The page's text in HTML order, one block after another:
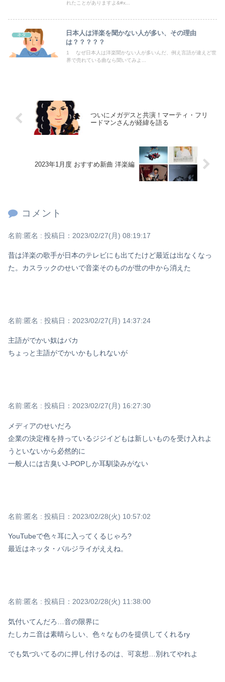
【正論】特撮関係者「ヒーローが苦戦して勝利する展開はいらない。それで特撮は凋落した」
Powered by livedoor 相互RSS
れたことがありますよ&#x...
ネタ
日本人は洋楽を聞かない人が多い、その理由
は？？？？？
1 なぜ日本人は洋楽聞かない人が多いんだ、例え言語が違えど世
界で売れている曲なら聞いてみよ...
ついにメガデスと共演！マーティ・フリ
ードマンさんが経緯を語る
2023年1月度 おすすめ新曲 洋楽編
コメント
名前:匿名 : 投稿日：2023/02/27(月) 08:19:17
昔は洋楽の歌手が日本のテレビにも出てたけど最近は出なくなっ
た。カスラックのせいで音楽そのものが世の中から消えた
名前:匿名 : 投稿日：2023/02/27(月) 14:37:24
主語がでかい奴はバカ
ちょっと主語がでかいかもしれないが
名前:匿名 : 投稿日：2023/02/27(月) 16:27:30
メディアのせいだろ
企業の決定権を持っているジジイどもは新しいものを受け入れよ
うといないから必然的に
一般人には古臭いJ-POPしか耳馴染みがない
名前:匿名 : 投稿日：2023/02/28(火) 10:57:02
YouTubeで色々耳に入ってくるじゃろ?
最近はネッタ・バルジライがええね。
名前:匿名 : 投稿日：2023/02/28(火) 11:38:00
気付いてんだろ…音の限界に
たしカニ音は素晴らしい、色々なものを提供してくれるry
でも気づいてるのに押し付けるのは、可哀想…別れてやれよ